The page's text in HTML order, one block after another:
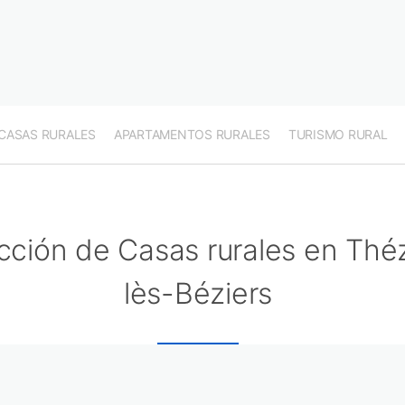
RURALES APARTAMENTOS RURALES TURISMO RURAL
de Casas rurales en
lès-Béziers